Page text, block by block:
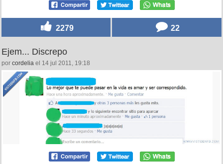
2279 22
Ejem... Discrepo
por cordelia el 14 jul 2011, 19:18